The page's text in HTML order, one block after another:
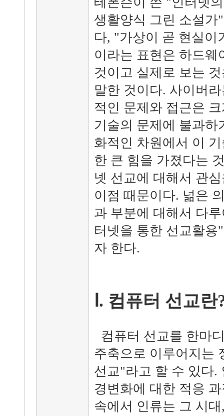
생활양식 그린 소설가
다, "가상이 곧 현실이
이라는 표현은 하드웨
것이고 실제로 보는
말한 것이다. 사이버
적인 문제와 접근은
기술의 문제에 불과하
화적인 차원에서 이
한 큰 힘을 가졌다는
넷 선교에 대해서 관
이점 때문이다. 넒은
과 부분에 대해서 다
터넷을 통한 선교활
자 한다.
Ⅰ. 컴퓨터 선교란
컴퓨터 선교를 한마
주축으로 이루어지는
선교"라고 할 수 있다.
경변화에 대한 적응
속에서 인류는 그 시